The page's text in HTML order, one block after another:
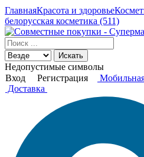
ГлавнаяКрасота и здоровье
белорусская косметика (511)
Искать
Недопустимые символы
Вход
Регистрация
Доставка